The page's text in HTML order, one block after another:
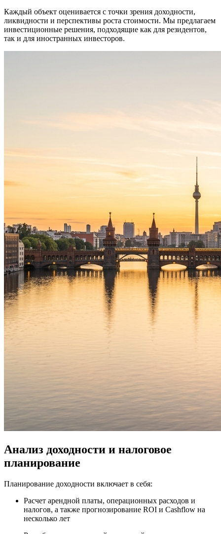
Каждый объект оценивается с точки зрения доходности,
ликвидности и перспективы роста стоимости. Мы предлагаем
инвестиционные решения, подходящие как для резидентов,
так и для иностранных инвесторов.
Анализ доходности и налоговое
планирование
Планирование доходности включает в себя:
Расчет арендной платы, операционных расходов и
налогов, а также прогнозирование ROI и Cashflow на
несколько лет